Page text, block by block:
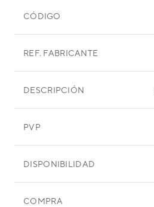
CÓDIGO
REF. FABRICANTE
DESCRIPCIÓN
PVP
DISPONIBILIDAD
COMPRA